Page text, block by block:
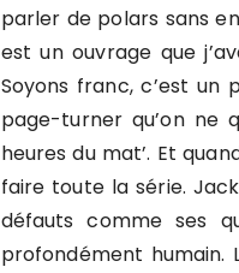
parler de polars sans
est un ouvrage que
Soyons franc, c’est
page-turner qu’on ne
heures du mat’. Et
faire toute la série.
défauts comme ses
profondément